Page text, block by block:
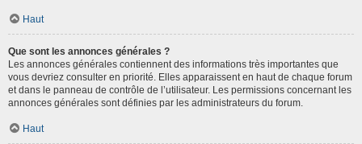
Haut
Que sont les annonces générales ?
Les annonces générales contiennent des informations très importantes que
vous devriez consulter en priorité. Elles apparaissent en haut de chaque forum
et dans le panneau de contrôle de l’utilisateur. Les permissions concernant les
annonces générales sont définies par les administrateurs du forum.
Haut